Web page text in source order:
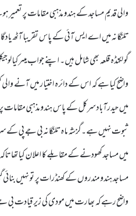
والی قدیم مساجد کے ہندو مذہبی مقامات پر
تلنگانہ میں اے ایس آئی کے پاس تقریبا آٹھ
گولکنڈہ قلعہ بھی شامل ہیں۔ اپنے جواب
واضح کیا ہے کہ اس کے دائرہ اختیار میں آنے والی
میں حیدرآباد سرکل کے پاس ہندو مذہبی مقامات پر
ثبوت نہیں ہے۔گزشہ ماہ تلنگانہ بی جے پی کے
میں مساجد کھودنے کے مقابلے کا اعلان کیا تھا تاکہ
مساجد ہندو مندروں کے کھنڈرات پر تو نہیں بنائی
واضح رہے کہ بھارت میں مودی کی زیر قیادت